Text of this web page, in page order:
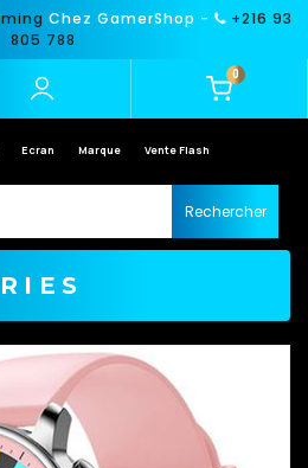
Chez GamerShop -
+216 93
805 788
0
Ecran Marque Vente Flash
Rechercher